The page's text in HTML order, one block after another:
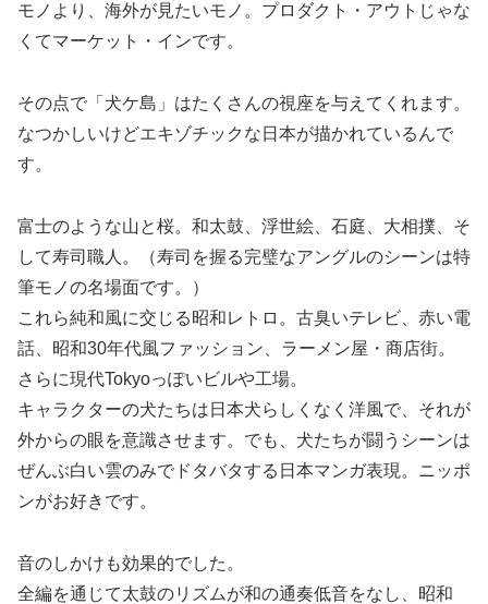
モノより、海外が見たいモノ。プロダクト・アウトじゃな
くてマーケット・インです。
その点で「犬ケ島」はたくさんの視座を与えてくれます。
なつかしいけどエキゾチックな日本が描かれているんで
す。
富士のような山と桜。和太鼓、浮世絵、石庭、大相撲、そ
して寿司職人。（寿司を握る完璧なアングルのシーンは特
筆モノの名場面です。）
これら純和風に交じる昭和レトロ。古臭いテレビ、赤い電
話、昭和30年代風ファッション、ラーメン屋・商店街。
さらに現代Tokyoっぽいビルや工場。
キャラクターの犬たちは日本犬らしくなく洋風で、それが
外からの眼を意識させます。でも、犬たちが闘うシーンは
ぜんぶ白い雲のみでドタバタする日本マンガ表現。ニッポ
ンがお好きです。
音のしかけも効果的でした。
全編を通じて太鼓のリズムが和の通奏低音をなし、昭和